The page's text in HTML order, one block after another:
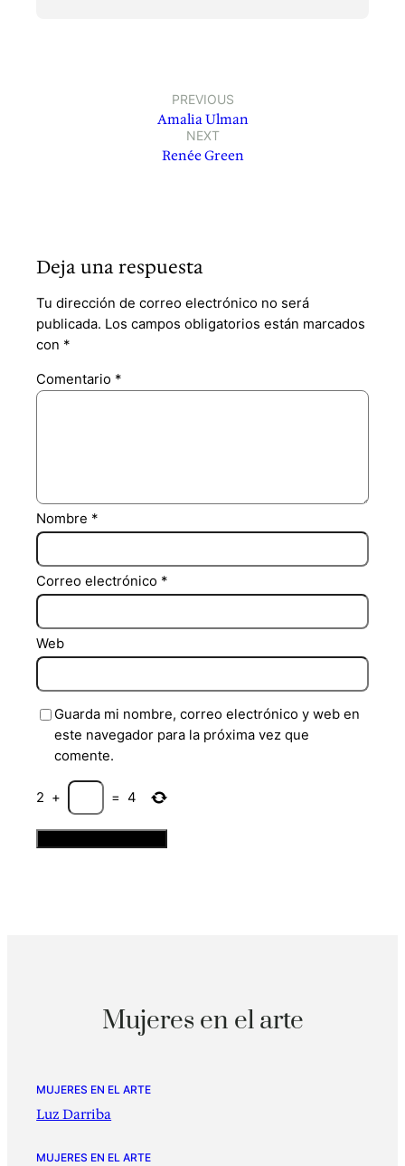
PREVIOUS
Amalia Ulman
NEXT
Renée Green
Deja una respuesta
Tu dirección de correo electrónico no será
publicada. Los campos obligatorios están marcados
con *
Comentario *
Nombre *
Correo electrónico *
Web
Guarda mi nombre, correo electrónico y web en
este navegador para la próxima vez que
comente.
2 + = 4
Mujeres en el arte
MUJERES EN EL ARTE
Luz Darriba
MUJERES EN EL ARTE